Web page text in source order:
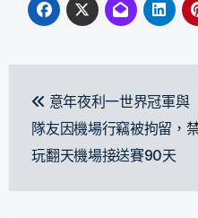
章
導
意年夜利一世界冠軍與
隊友因機場行竊被拘留，
玩翻天機場接送賽90天